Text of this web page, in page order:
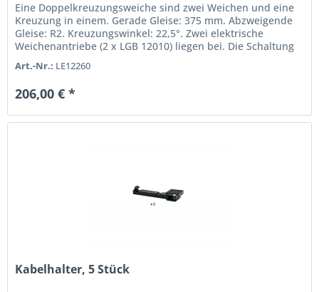
Eine Doppelkreuzungsweiche sind zwei Weichen und eine
Kreuzung in einem. Gerade Gleise: 375 mm. Abzweigende
Gleise: R2. Kreuzungswinkel: 22,5°. Zwei elektrische
Weichenantriebe (2 x LGB 12010) liegen bei. Die Schaltung
Art.-Nr.: LE12260
206,00 € *
Kabelhalter, 5 Stück